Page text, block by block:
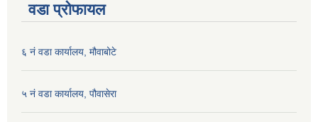
वडा प्रोफायल
६ नं वडा कार्यालय, मौवाबोटे
५ नं वडा कार्यालय, पौवासेरा